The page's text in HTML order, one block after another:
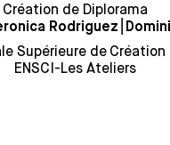
Création de Diplorama
Rodriguez
Supérieure de
ENSCI-Les Ateliers